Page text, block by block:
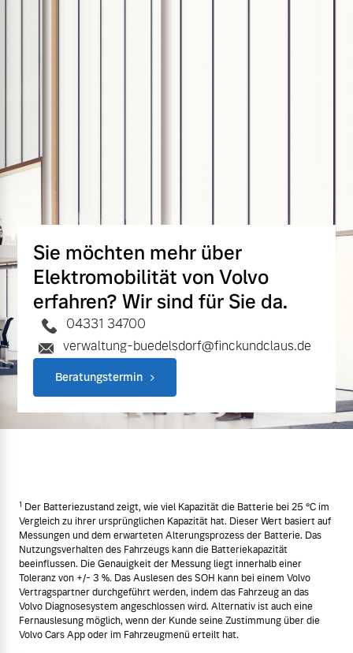
Sie möchten mehr über
Elektromobilität von Volvo
erfahren? Wir sind für Sie da.
04331 34700
verwaltung-buedelsdorf@finckundclaus.de
Beratungstermin
1 Der Batteriezustand zeigt, wie viel Kapazität die Batterie bei 25 °C im
Vergleich zu ihrer ursprünglichen Kapazität hat. Dieser Wert basiert auf
Messungen und dem erwarteten Alterungsprozess der Batterie. Das
Nutzungsverhalten des Fahrzeugs kann die Batteriekapazität
beeinflussen. Die Genauigkeit der Messung liegt innerhalb einer
Toleranz von +/- 3 %. Das Auslesen des SOH kann bei einem Volvo
Vertragspartner durchgeführt werden, indem das Fahrzeug an das
Volvo Diagnosesystem angeschlossen wird. Alternativ ist auch eine
Fernauslesung möglich, wenn der Kunde seine Zustimmung über die
Volvo Cars App oder im Fahrzeugmenü erteilt hat.